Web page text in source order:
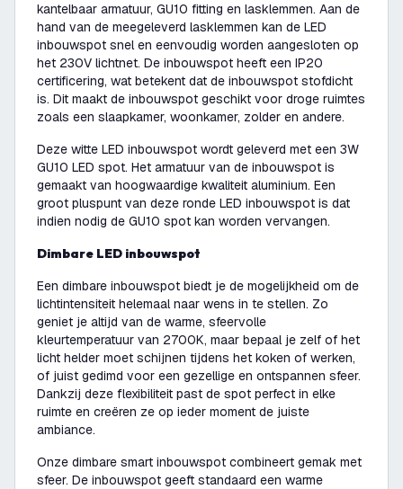
kantelbaar armatuur, GU10 fitting en lasklemmen. Aan de
hand van de meegeleverd lasklemmen kan de LED
inbouwspot snel en eenvoudig worden aangesloten op
het 230V lichtnet. De inbouwspot heeft een IP20
certificering, wat betekent dat de inbouwspot stofdicht
is. Dit maakt de inbouwspot geschikt voor droge ruimtes
zoals een slaapkamer, woonkamer, zolder en andere.
Deze witte LED inbouwspot wordt geleverd met een 3W
GU10 LED spot. Het armatuur van de inbouwspot is
gemaakt van hoogwaardige kwaliteit aluminium. Een
groot pluspunt van deze ronde LED inbouwspot is dat
indien nodig de GU10 spot kan worden vervangen.
Dimbare LED inbouwspot
Een dimbare inbouwspot biedt je de mogelijkheid om de
lichtintensiteit helemaal naar wens in te stellen. Zo
geniet je altijd van de warme, sfeervolle
kleurtemperatuur van 2700K, maar bepaal je zelf of het
licht helder moet schijnen tijdens het koken of werken,
of juist gedimd voor een gezellige en ontspannen sfeer.
Dankzij deze flexibiliteit past de spot perfect in elke
ruimte en creëren ze op ieder moment de juiste
ambiance.
Onze dimbare smart inbouwspot combineert gemak met
sfeer. De inbouwspot geeft standaard een warme